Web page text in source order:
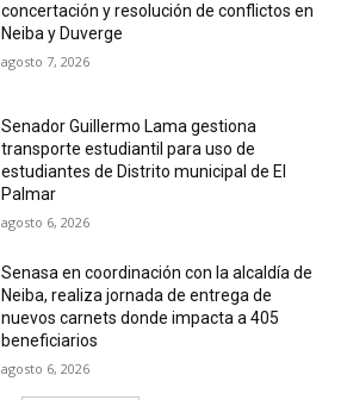
concertación y resolución de conflictos en
Neiba y Duverge
agosto 7, 2026
Senador Guillermo Lama gestiona
transporte estudiantil para uso de
estudiantes de Distrito municipal de El
Palmar
agosto 6, 2026
Senasa en coordinación con la alcaldía de
Neiba, realiza jornada de entrega de
nuevos carnets donde impacta a 405
beneficiarios
agosto 6, 2026